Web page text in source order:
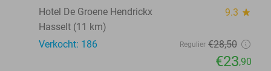
Hotel De Groene Hendrickx
9.3 star
Hasselt (11 km)
Verkocht: 186
Regulier €28,50
€23,90